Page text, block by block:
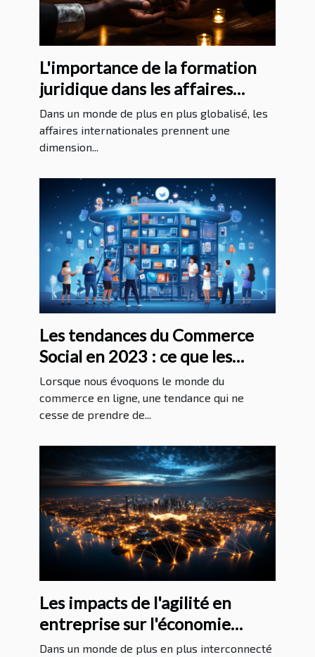
L'importance de la formation
juridique dans les affaires
internationales
Dans un monde de plus en plus globalisé, les
affaires internationales prennent une
dimension...
Les tendances du Commerce
Social en 2023 : ce que les
entreprises doivent savoir pour
réussir
Lorsque nous évoquons le monde du
commerce en ligne, une tendance qui ne
cesse de prendre de...
Les impacts de l'agilité en
entreprise sur l'économie
mondiale
Dans un monde de plus en plus interconnecté